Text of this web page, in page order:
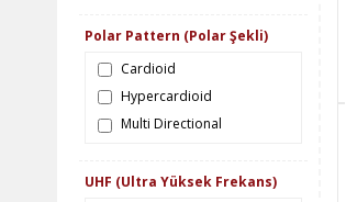
Polar Pattern (Polar Şekli)
Cardioid
Hypercardioid
Multi Directional
UHF (Ultra Yüksek Frekans)